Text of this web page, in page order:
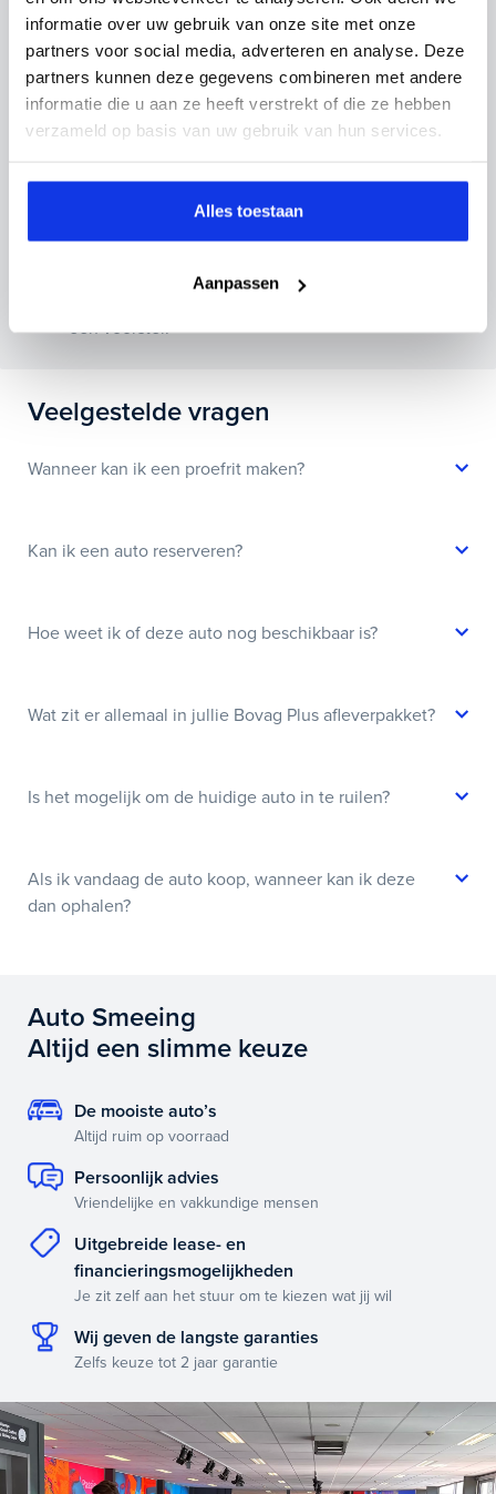
informatie over uw gebruik van onze site met onze
partners voor social media, adverteren en analyse. Deze
partners kunnen deze gegevens combineren met andere
informatie die u aan ze heeft verstrekt of die ze hebben
verzameld op basis van uw gebruik van hun services.
Alles toestaan
Aanpassen
inruilauto mee te sturen.
Kenteken huidige auto
Inruilvoorstel aanvragen
Wanneer je foto’s meestuurt ontvang je op
een voorstel.
Veelgestelde vragen
Wanneer kan ik een proefrit maken?
Kan ik een auto reserveren?
Hoe weet ik of deze auto nog beschikbaar is?
Wat zit er allemaal in jullie Bovag Plus afleverpakket?
Is het mogelijk om de huidige auto in te ruilen?
Als ik vandaag de auto koop, wanneer kan ik deze
dan ophalen?
Auto Smeeing
Altijd een slimme keuze
De mooiste auto’s
Altijd ruim op voorraad
Persoonlijk advies
Vriendelijke en vakkundige mensen
Uitgebreide lease- en
financieringsmogelijkheden
Je zit zelf aan het stuur om te kiezen wat jij wil
Wij geven de langste garanties
Zelfs keuze tot 2 jaar garantie